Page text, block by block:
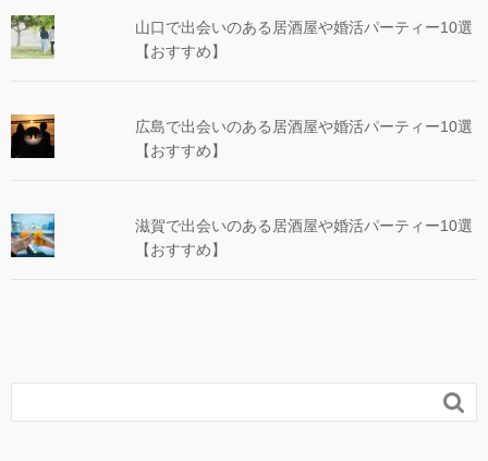
山口で出会いのある居酒屋や婚活パーティー10選
【おすすめ】
広島で出会いのある居酒屋や婚活パーティー10選
【おすすめ】
滋賀で出会いのある居酒屋や婚活パーティー10選
【おすすめ】
